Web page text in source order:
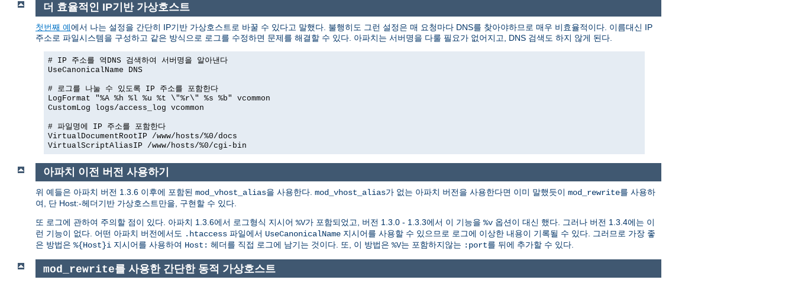
더 효율적인 IP기반 가상호스트
첫번째 예에서 나는 설정을 간단히 IP기반 가상호스트로 바꿀 수 있다고 말했다. 불행히도 그런 설정은 매 요청마다 DNS를 찾아야하므로 매우 비효율적이다. 이름대신 IP
주소로 파일시스템을 구성하고 같은 방식으로 로그를 수정하면 문제를 해결할 수 있다. 아파치는 서버명을 다룰 필요가 없어지고, DNS 검색도 하지 않게 된다.
# IP 주소를 역DNS 검색하여 서버명을 알아낸다
UseCanonicalName DNS
# 로그를 나눌 수 있도록 IP 주소를 포함한다
LogFormat "%A %h %l %u %t \"%r\" %s %b" vcommon
CustomLog logs/access_log vcommon
# 파일명에 IP 주소를 포함한다
VirtualDocumentRootIP /www/hosts/%0/docs
VirtualScriptAliasIP /www/hosts/%0/cgi-bin
아파치 이전 버전 사용하기
위 예들은 아파치 버전 1.3.6 이후에 포함된 mod_vhost_alias을 사용한다. mod_vhost_alias가 없는 아파치 버전을 사용한다면 이미 말했듯이 mod_rewrite를 사용하
여, 단 Host:-헤더기반 가상호스트만을, 구현할 수 있다.
또 로그에 관하여 주의할 점이 있다. 아파치 1.3.6에서 로그형식 지시어 %V가 포함되었고, 버전 1.3.0 - 1.3.3에서 이 기능을 %v 옵션이 대신 했다. 그러나 버전 1.3.4에는 이
런 기능이 없다. 어떤 아파치 버전에서도 .htaccess 파일에서 UseCanonicalName 지시어를 사용할 수 있으므로 로그에 이상한 내용이 기록될 수 있다. 그러므로 가장 좋
은 방법은 %{Host}i 지시어를 사용하여 Host: 헤더를 직접 로그에 남기는 것이다. 또, 이 방법은 %V는 포함하지않는 :port를 뒤에 추가할 수 있다.
mod_rewrite를 사용한 간단한 동적 가상호스트